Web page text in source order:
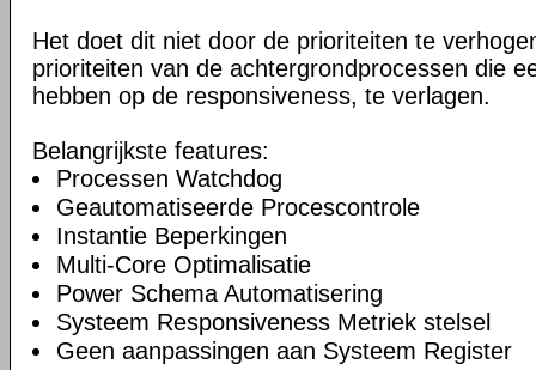
Het doet dit niet door de prioriteiten te
prioriteiten van de achtergrondprocessen die
hebben op de responsiveness, te verlagen.
Belangrijkste features:
Processen Watchdog
Geautomatiseerde Procescontrole
Instantie Beperkingen
Multi-Core Optimalisatie
Power Schema Automatisering
Systeem Responsiveness Metriek stelsel
Geen aanpassingen aan Systeem Register